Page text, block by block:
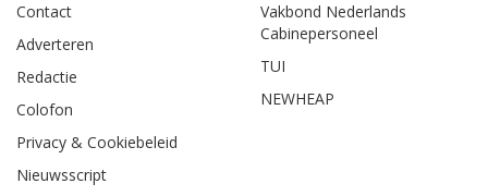
Contact
Adverteren
Redactie
Colofon
Privacy & Cookiebeleid
Nieuwsscript
Vakbond Nederlands
Cabinepersoneel
TUI
NEWHEAP